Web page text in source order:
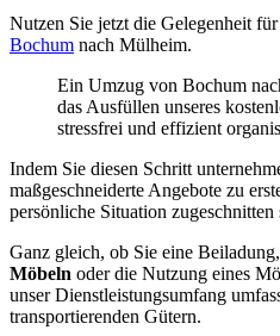
Nutzen Sie jetzt die Gelegenheit
Bochum nach Mülheim.
Ein Umzug von Bochum
das Ausfüllen unseres
stressfrei und effizient
Indem Sie diesen Schritt
maßgeschneiderte Angebote zu
persönliche Situation zugeschnitten
Ganz gleich, ob Sie eine
Möbeln oder die Nutzung eines
unser Dienstleistungsumfang
transportierenden Gütern.